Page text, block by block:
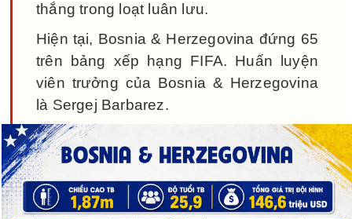
thắng trong loạt luân lưu.
Hiện tại, Bosnia & Herzegovina đứng 65
trên bảng xếp hạng FIFA. Huấn luyện
viên trưởng của Bosnia & Herzegovina
là Sergej Barbarez.